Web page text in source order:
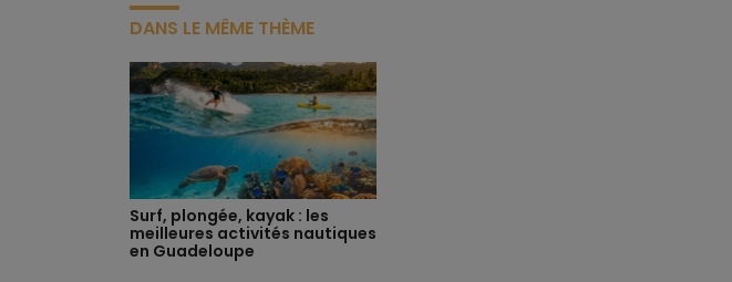
DANS LE MÊME THÈME
Surf, plongée, kayak : les
meilleures activités nautiques
en Guadeloupe